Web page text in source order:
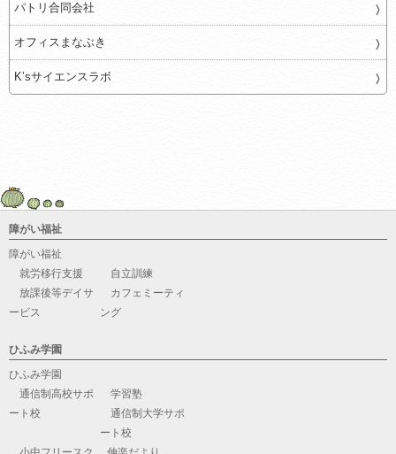
パトリ合同会社
オフィスまなぶき
K’sサイエンスラボ
障がい福祉
障がい福祉
就労移行支援
自立訓練
放課後等デイサ
ービス
カフェミーティ
ング
ひふみ学園
ひふみ学園
通信制高校サポ
ート校
学習塾
通信制大学サポ
ート校